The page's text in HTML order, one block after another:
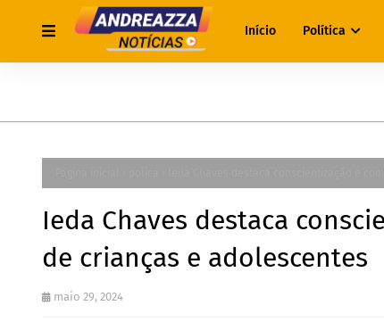
Início Política
Ieda Chaves destaca
de crianças e adolescentes
maio 29, 2024